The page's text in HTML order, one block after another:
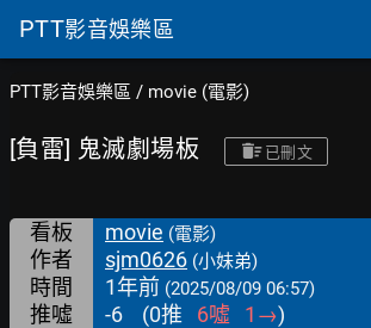
PTT影音娛樂區
PTT影音娛樂區 / movie (電影)
[負雷] 鬼滅劇場板 已刪文
看板 movie (電影)
作者 sjm0626 (小妹弟)
時間 1年前 (2025/08/09 06:57)
推噓 -6 (0推 6噓 1 →)